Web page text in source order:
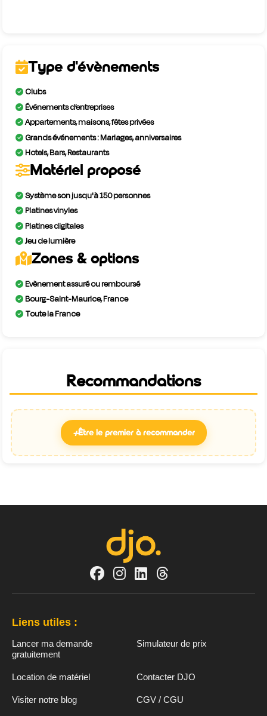
Type d'évènements
Clubs
Événements d’entreprises
Appartements, maisons, fêtes privées
Grands événements : Mariages, anniversaires
Hotels, Bars, Restaurants
Matériel proposé
Système son jusqu'à 150 personnes
Platines vinyles
Platines digitales
Jeu de lumière
Zones & options
Evènement assuré ou remboursé
Bourg-Saint-Maurice, France
Toute la France
Recommandations
+Être le premier à recommander
Liens utiles :
Lancer ma demande
gratuitement
Simulateur de prix
Location de matériel Contacter DJO
Visiter notre blog CGV / CGU